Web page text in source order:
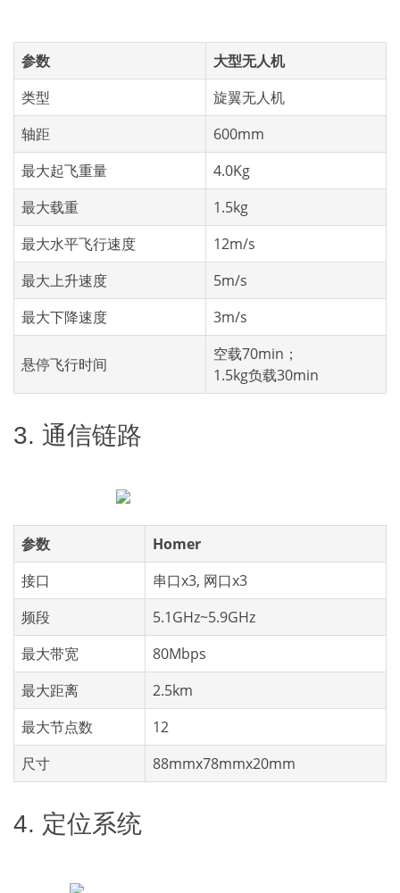
参数
大型无人机
类型
旋翼无人机
轴距
600mm
最大起飞重量
4.0Kg
最大载重
1.5kg
最大水平飞行速度
12m/s
最大上升速度
5m/s
最大下降速度
3m/s
悬停飞行时间
空载70min；
1.5kg负载30min
3. 通信链路
参数
Homer
接口
串口x3, 网口x3
频段
5.1GHz~5.9GHz
最大带宽
80Mbps
最大距离
2.5km
最大节点数
12
尺寸
88mmx78mmx20mm
4. 定位系统